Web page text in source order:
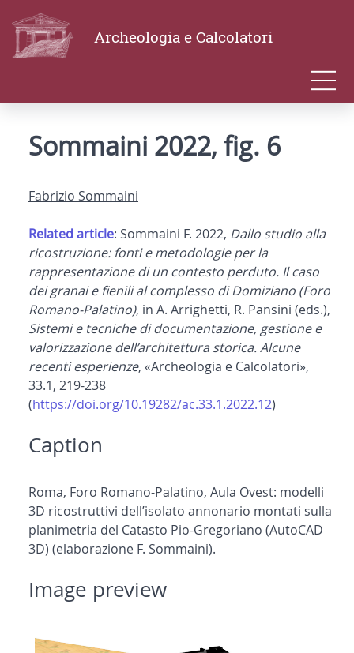
Archeologia e Calcolatori
Sommaini 2022, fig. 6
Fabrizio Sommaini
Related article: Sommaini F. 2022, Dallo studio alla
ricostruzione: fonti e metodologie per la
rappresentazione di un contesto perduto. Il caso
dei granai e fienili al complesso di Domiziano (Foro
Romano-Palatino), in A. Arrighetti, R. Pansini (eds.),
Sistemi e tecniche di documentazione, gestione e
valorizzazione dell’architettura storica. Alcune
recenti esperienze, «Archeologia e Calcolatori»,
33.1, 219-238
(https://doi.org/10.19282/ac.33.1.2022.12)
Caption
Roma, Foro Romano-Palatino, Aula Ovest: modelli
3D ricostruttivi dell’isolato annonario montati sulla
planimetria del Catasto Pio-Gregoriano (AutoCAD
3D) (elaborazione F. Sommaini).
Image preview